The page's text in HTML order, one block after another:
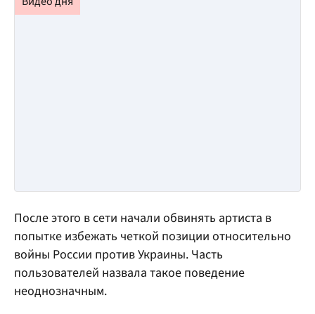
После этого в сети начали обвинять артиста в
попытке избежать четкой позиции относительно
войны России против Украины. Часть
пользователей назвала такое поведение
неоднозначным.